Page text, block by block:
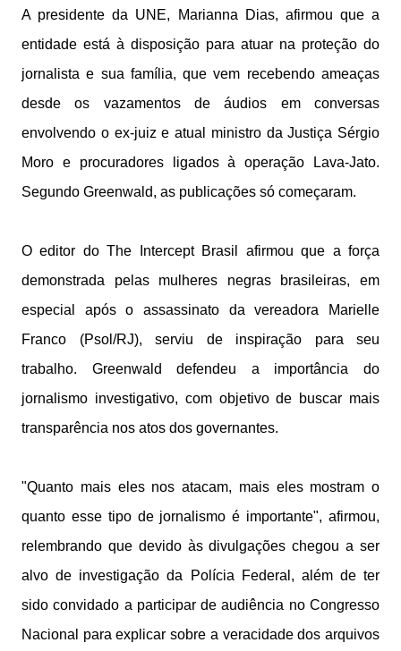
A presidente da UNE, Marianna Dias, afirmou que a
entidade está à disposição para atuar na proteção do
jornalista e sua família, que vem recebendo ameaças
desde os vazamentos de áudios em conversas
envolvendo o ex-juiz e atual ministro da Justiça Sérgio
Moro e procuradores ligados à operação Lava-Jato.
Segundo Greenwald, as publicações só começaram.
O editor do The Intercept Brasil afirmou que a força
demonstrada pelas mulheres negras brasileiras, em
especial após o assassinato da vereadora Marielle
Franco (Psol/RJ), serviu de inspiração para seu
trabalho. Greenwald defendeu a importância do
jornalismo investigativo, com objetivo de buscar mais
transparência nos atos dos governantes.
"Quanto mais eles nos atacam, mais eles mostram o
quanto esse tipo de jornalismo é importante", afirmou,
relembrando que devido às divulgações chegou a ser
alvo de investigação da Polícia Federal, além de ter
sido convidado a participar de audiência no Congresso
Nacional para explicar sobre a veracidade dos arquivos